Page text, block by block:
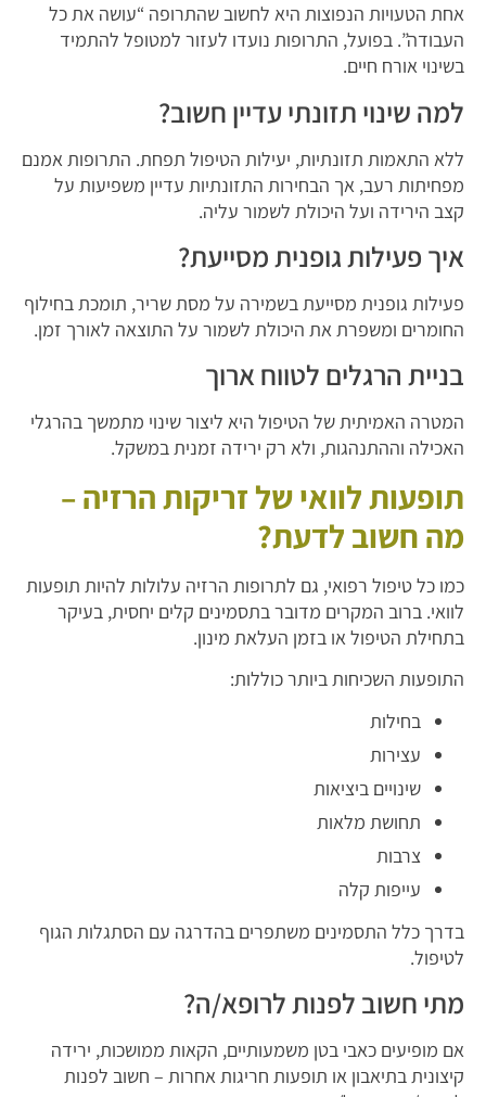
אחת הטעויות הנפוצות היא לחשוב שהתרופה “עושה את כל
העבודה”. בפועל, התרופות נועדו לעזור למטופל להתמיד
בשינוי אורח חיים.
למה שינוי תזונתי עדיין חשוב?
ללא התאמות תזונתיות, יעילות הטיפול תפחת. התרופות אמנם
מפחיתות רעב, אך הבחירות התזונתיות עדיין משפיעות על
קצב הירידה ועל היכולת לשמור עליה.
איך פעילות גופנית מסייעת?
פעילות גופנית מסייעת בשמירה על מסת שריר, תומכת בחילוף
החומרים ומשפרת את היכולת לשמור על התוצאה לאורך זמן.
בניית הרגלים לטווח ארוך
המטרה האמיתית של הטיפול היא ליצור שינוי מתמשך בהרגלי
האכילה וההתנהגות, ולא רק ירידה זמנית במשקל.
תופעות לוואי של זריקות הרזיה –
מה חשוב לדעת?
כמו כל טיפול רפואי, גם לתרופות הרזיה עלולות להיות תופעות
לוואי. ברוב המקרים מדובר בתסמינים קלים יחסית, בעיקר
בתחילת הטיפול או בזמן העלאת מינון.
התופעות השכיחות ביותר כוללות:
בחילות
עצירות
שינויים ביציאות
תחושת מלאות
צרבות
עייפות קלה
בדרך כלל התסמינים משתפרים בהדרגה עם הסתגלות הגוף
לטיפול.
מתי חשוב לפנות לרופא/ה?
אם מופיעים כאבי בטן משמעותיים, הקאות ממושכות, ירידה
קיצונית בתיאבון או תופעות חריגות אחרות – חשוב לפנות